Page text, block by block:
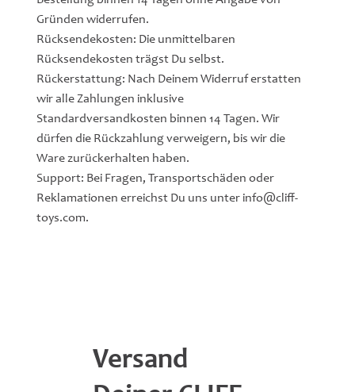
Gründen widerrufen.
Rücksendekosten: Die unmittelbaren
Rücksendekosten trägst Du selbst.
Rückerstattung: Nach Deinem Widerruf erstatten
wir alle Zahlungen inklusive
Standardversandkosten binnen 14 Tagen. Wir
dürfen die Rückzahlung verweigern, bis wir die
Ware zurückerhalten haben.
Support: Bei Fragen, Transportschäden oder
Reklamationen erreichst Du uns unter info@cliff-
toys.com.
Versand